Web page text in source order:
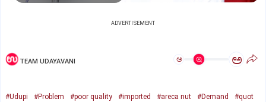
ADVERTISEMENT
TEAM UDAYAVANI ಅ ಅ
#Udupi #Problem #poor quality #imported #areca nut #Demand
#quot